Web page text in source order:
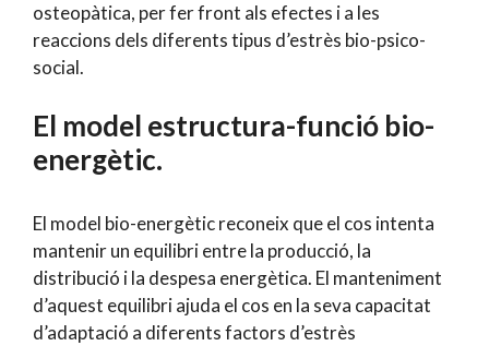
osteopàtica, per fer front als efectes i a les
reaccions dels diferents tipus d’estrès bio-psico-
social.
El model estructura-funció bio-
energètic.
El model bio-energètic reconeix que el cos intenta
mantenir un equilibri entre la producció, la
distribució i la despesa energètica. El manteniment
d’aquest equilibri ajuda el cos en la seva capacitat
d’adaptació a diferents factors d’estrès